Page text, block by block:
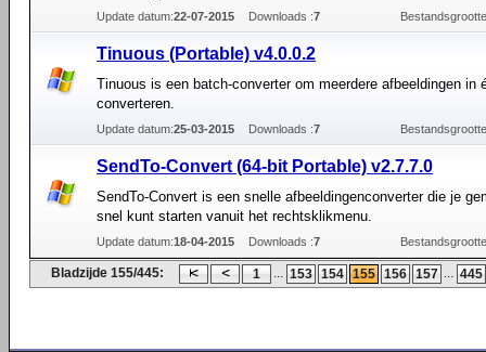
Update datum:22-07-2015 Downloads :7
Tinuous (Portable) v4.0.0.2
Tinuous is een batch-converter om meerdere afbeeldingen in
converteren.
Update datum:25-03-2015 Downloads :7
SendTo-Convert (64-bit Portable) v2.7.7.0
SendTo-Convert is een snelle afbeeldingenconverter die je
snel kunt starten vanuit het rechtsklikmenu.
Update datum:18-04-2015 Downloads :7
Bladzijde 155/445: 1 ... 153 154 155 156 157 ... 445